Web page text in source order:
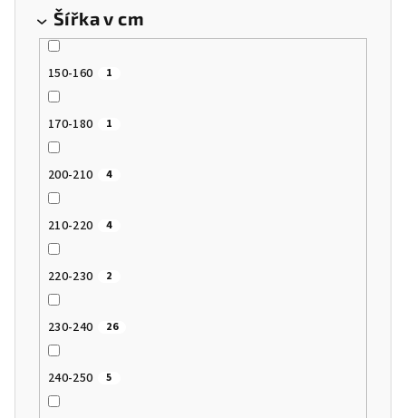
Šířka v cm
150-160 1
170-180 1
200-210 4
210-220 4
220-230 2
230-240 26
240-250 5